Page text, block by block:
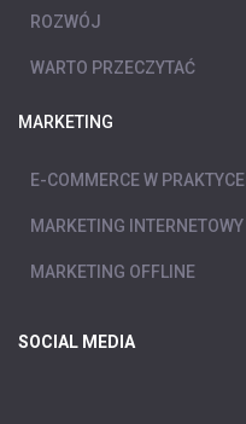
ROZWÓJ
WARTO PRZECZYTAĆ
MARKETING
E-COMMERCE W PRAKTYCE
MARKETING INTERNETOWY
MARKETING OFFLINE
SOCIAL MEDIA